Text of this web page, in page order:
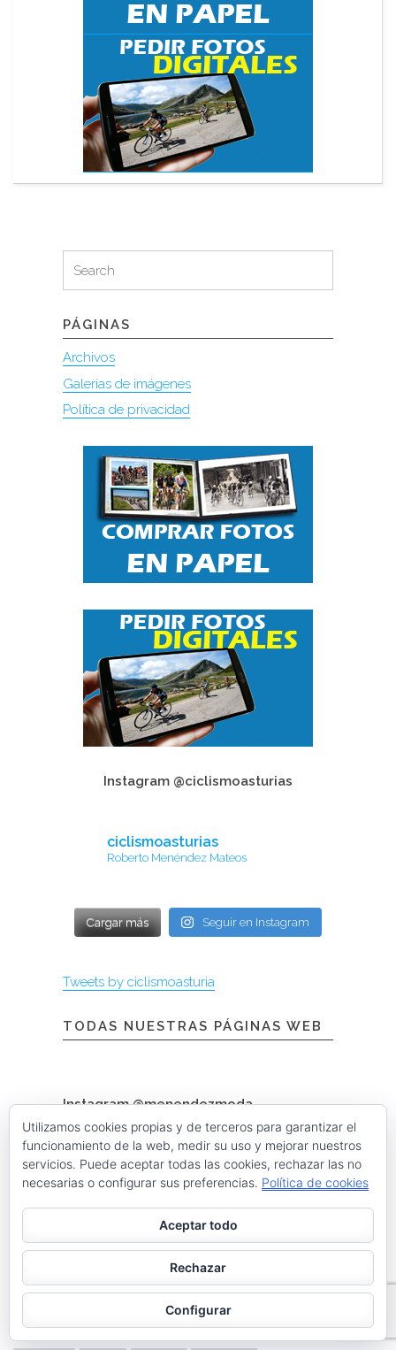
for:
Search
PÁGINAS
Archivos
Galerías de imágenes
Política de privacidad
Instagram @ciclismoasturias
ciclismoasturias
Roberto Menéndez Mateos
Cargar más Seguir en Instagram
Tweets by ciclismoasturia
TODAS NUESTRAS PÁGINAS WEB
Instagram @menendezmoda
menendezmoda
Menéndez Moda hombre
Cargar más Seguir en Instagram
Contacta con nosotros
Utilizamos cookies propias y de terceros para garantizar el
funcionamiento de la web, medir su uso y mejorar nuestros
servicios. Puede aceptar todas las cookies, rechazar las no
necesarias o configurar sus preferencias. Política de cookies
Aceptar todo
Rechazar
Configurar